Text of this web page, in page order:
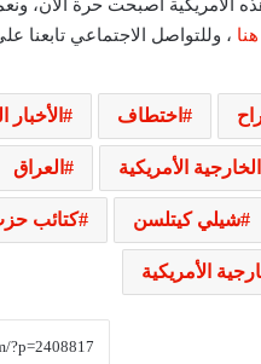
هذه الأمريكية أصبحت حرة الآن،
هنا ، وللتواصل الاجتماعي تابعنا
اختطاف الأخبار
الأمريكية العراق
شيلي كيتلسن كتائب
الأمريكية